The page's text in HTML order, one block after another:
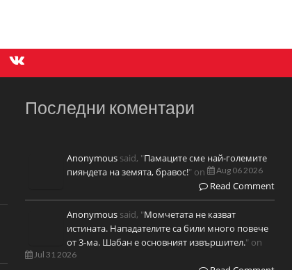
Последни коментари
Anonymous said, "Памаците сме най-големите
пияндета на земята, бравос!" on Aug 06 2026
Read Comment
Anonymous said, "Момчетата не казват
истината. Нападателите са били много повече
от 3-ма. Шабан е основният извършител." on
Jul 31 2026